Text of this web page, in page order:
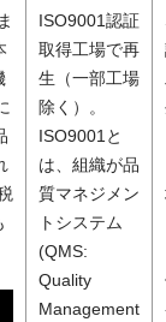
ISO9001認証
取得工場で再
生（一部工場
除く）。
ISO9001と
は、組織が品
質マネジメン
トシステム
(QMS:
Quality
Management